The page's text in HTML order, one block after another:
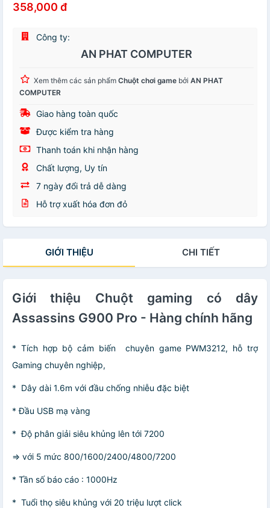
358,000 đ
Công ty:
AN PHAT COMPUTER
Xem thêm các sản phẩm Chuột chơi game bởi AN PHAT
COMPUTER
Giao hàng toàn quốc
Được kiểm tra hàng
Thanh toán khi nhận hàng
Chất lượng, Uy tín
7 ngày đổi trả dễ dàng
Hỗ trợ xuất hóa đơn đỏ
GIỚI THIỆU CHI TIẾT
Giới thiệu Chuột gaming có dây
Assassins G900 Pro - Hàng chính hãng
* Tích hợp bộ cảm biến chuyên game PWM3212, hỗ trợ
Gaming chuyên nghiệp,
* Dây dài 1.6m với đầu chống nhiễu đặc biệt
* Đầu USB mạ vàng
* Độ phân giải siêu khủng lên tới 7200
=> với 5 mức 800/1600/2400/4800/7200
* Tần số báo cáo : 1000Hz
* Tuổi thọ siêu khủng với 20 triệu lượt click